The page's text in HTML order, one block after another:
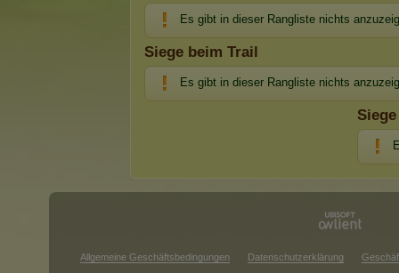
Es gibt in dieser Rangliste nichts
Siege beim Trail
Es gibt in dieser Rangliste nichts
Allgemeine Geschäftsbedingungen Datenschutzerklärung